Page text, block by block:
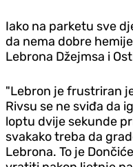
Iako na parketu sve
da nema dobre
Lebrona Džejmsa i
"Lebron je frustriran
Rivsu se ne sviđa da
loptu dvije sekunde
svakako treba da
Lebrona. To je